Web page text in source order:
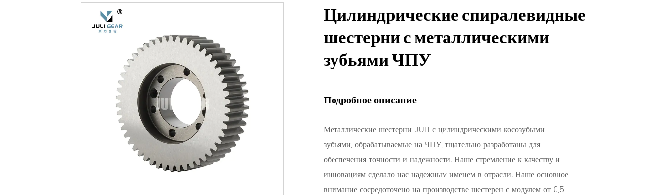
Цилиндрические спиралевидные
шестерни с металлическими
зубьями ЧПУ
Подробное описание
Металлические шестерни JULI с цилиндрическими косозубыми
зубьями, обрабатываемые на ЧПУ, тщательно разработаны для
обеспечения точности и надежности. Наше стремление к качеству и
инновациям сделало нас надежным именем в отрасли. Наше основное
внимание сосредоточено на производстве шестерен с модулем от 0,5